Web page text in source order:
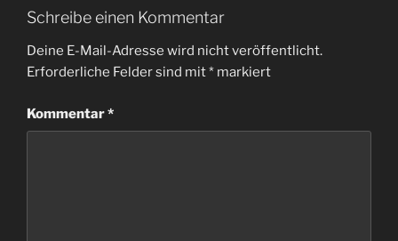
Schreibe einen Kommentar
Deine E-Mail-Adresse wird nicht veröffentlicht.
Erforderliche Felder sind mit* markiert
Kommentar*